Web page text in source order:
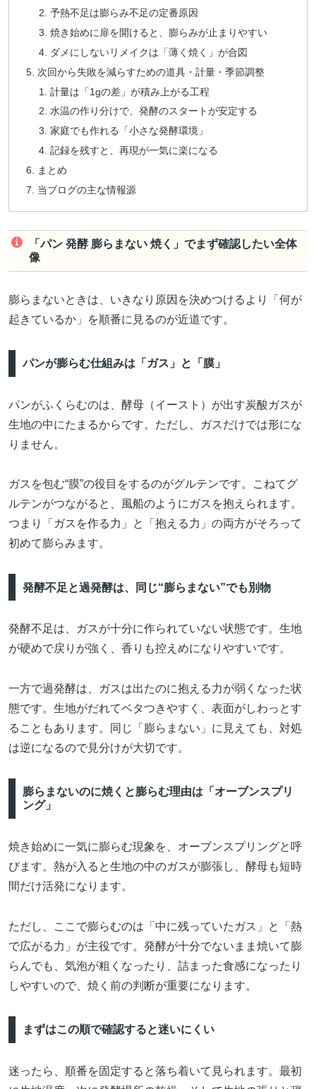
予熱不足は膨らみ不足の定番原因
焼き始めに扉を開けると、膨らみが止まりやすい
ダメにしないリメイクは「薄く焼く」が合図
次回から失敗を減らすための道具・計量・季節調整
計量は「1gの差」が積み上がる工程
水温の作り分けで、発酵のスタートが安定する
家庭でも作れる「小さな発酵環境」
記録を残すと、再現が一気に楽になる
まとめ
当ブログの主な情報源
「パン 発酵 膨らまない 焼く」でまず確認したい全体
像
膨らまないときは、いきなり原因を決めつけるより「何が
起きているか」を順番に見るのが近道です。
パンが膨らむ仕組みは「ガス」と「膜」
パンがふくらむのは、酵母（イースト）が出す炭酸ガスが
生地の中にたまるからです。ただし、ガスだけでは形にな
りません。
ガスを包む“膜”の役目をするのがグルテンです。こねてグ
ルテンがつながると、風船のようにガスを抱えられます。
つまり「ガスを作る力」と「抱える力」の両方がそろって
初めて膨らみます。
発酵不足と過発酵は、同じ“膨らまない”でも別物
発酵不足は、ガスが十分に作られていない状態です。生地
が硬めで戻りが強く、香りも控えめになりやすいです。
一方で過発酵は、ガスは出たのに抱える力が弱くなった状
態です。生地がだれてベタつきやすく、表面がしわっとす
ることもあります。同じ「膨らまない」に見えても、対処
は逆になるので見分けが大切です。
膨らまないのに焼くと膨らむ理由は「オーブンスプリ
ング」
焼き始めに一気に膨らむ現象を、オーブンスプリングと呼
びます。熱が入ると生地の中のガスが膨張し、酵母も短時
間だけ活発になります。
ただし、ここで膨らむのは「中に残っていたガス」と「熱
で広がる力」が主役です。発酵が十分でないまま焼いて膨
らんでも、気泡が粗くなったり、詰まった食感になったり
しやすいので、焼く前の判断が重要になります。
まずはこの順で確認すると迷いにくい
迷ったら、順番を固定すると落ち着いて見られます。最初